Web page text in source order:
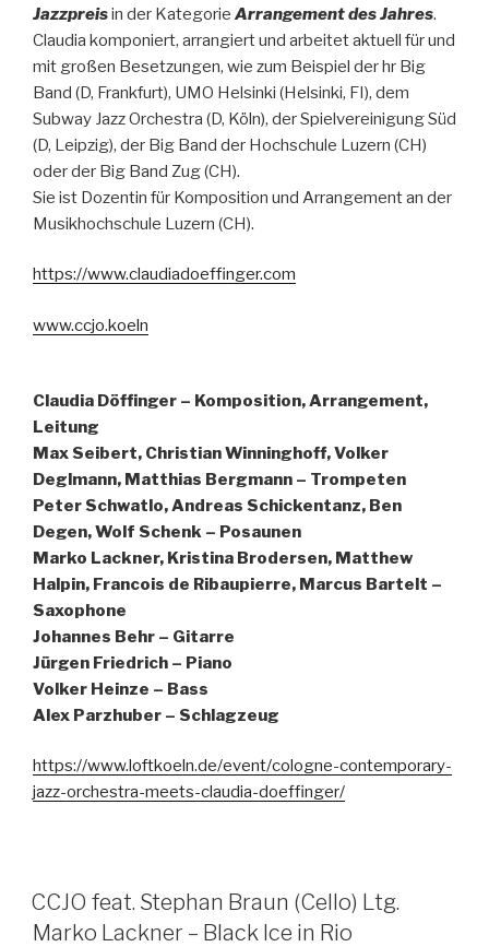
Jazzpreisin der Kategorie Arrangement des Jahres.
Claudia komponiert, arrangiert und arbeitet aktuell für und
mit großen Besetzungen, wie zum Beispiel der hr Big
Band (D, Frankfurt), UMO Helsinki (Helsinki, FI), dem
Subway Jazz Orchestra (D, Köln), der Spielvereinigung Süd
(D, Leipzig), der Big Band der Hochschule Luzern (CH)
oder der Big Band Zug (CH).
Sie ist Dozentin für Komposition und Arrangement an der
Musikhochschule Luzern (CH).
https://www.claudiadoeffinger.com
www.ccjo.koeln
Claudia Döffinger – Komposition, Arrangement,
Leitung
Max Seibert, Christian Winninghoff, Volker
Deglmann, Matthias Bergmann – Trompeten
Peter Schwatlo, Andreas Schickentanz, Ben
Degen, Wolf Schenk – Posaunen
Marko Lackner, Kristina Brodersen, Matthew
Halpin, Francois de Ribaupierre, Marcus Bartelt –
Saxophone
Johannes Behr – Gitarre
Jürgen Friedrich – Piano
Volker Heinze – Bass
Alex Parzhuber – Schlagzeug
https://www.loftkoeln.de/event/cologne-contemporary-
jazz-orchestra-meets-claudia-doeffinger/
CCJO feat. Stephan Braun (Cello) Ltg.
Marko Lackner – Black Ice in Rio